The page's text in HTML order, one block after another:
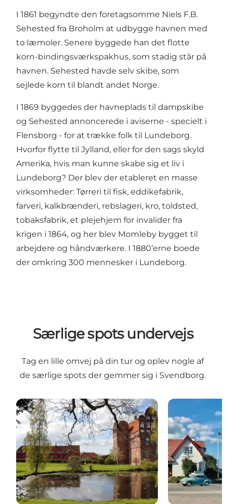
I 1861 begyndte den foretagsomme Niels F.B.
Sehested fra Broholm at udbygge havnen med
to læmoler. Senere byggede han det flotte
korn-bindingsværkspakhus, som stadig står på
havnen. Sehested havde selv skibe, som
sejlede korn til blandt andet Norge.
I 1869 byggedes der havneplads til dampskibe
og Sehested annoncerede i aviserne - specielt i
Flensborg - for at trække folk til Lundeborg.
Hvorfor flytte til Jylland, eller for den sags skyld
Amerika, hvis man kunne skabe sig et liv i
Lundeborg? Der blev der etableret en masse
virksomheder: Tørreri til fisk, eddikefabrik,
farveri, kalkbrænderi, rebslageri, kro, toldsted,
tobaksfabrik, et plejehjem for invalider fra
krigen i 1864, og her blev Momleby bygget til
arbejdere og håndværkere. I 1880’erne boede
der omkring 300 mennesker i Lundeborg.
Særlige spots undervejs
Tag en lille omvej på din tur og oplev nogle af
de særlige spots der gemmer sig i Svendborg.
Hesselagergård Lundeborg